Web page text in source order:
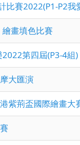
比賽2022(P1-P2我
繪畫填色比賽
第四屆(P3-4組)
大匯演
紫荊盃國際繪畫大